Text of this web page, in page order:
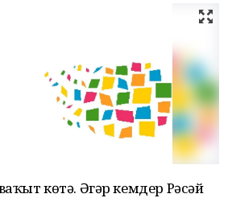
ваҡыт көтә. Әгәр кемдер Рәсәй